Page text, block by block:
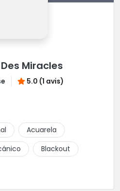
Miracles
5.0 (1 avis)
Acuarela
Blackout